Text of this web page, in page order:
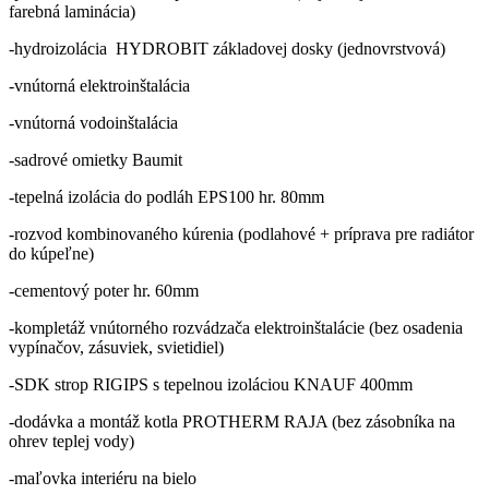
farebná laminácia)
-hydroizolácia HYDROBIT základovej dosky (jednovrstvová)
-vnútorná elektroinštalácia
-vnútorná vodoinštalácia
-sadrové omietky Baumit
-tepelná izolácia do podláh EPS100 hr. 80mm
-rozvod kombinovaného kúrenia (podlahové + príprava pre radiátor
do kúpeľne)
-cementový poter hr. 60mm
-kompletáž vnútorného rozvádzača elektroinštalácie (bez osadenia
vypínačov, zásuviek, svietidiel)
-SDK strop RIGIPS s tepelnou izoláciou KNAUF 400mm
-dodávka a montáž kotla PROTHERM RAJA (bez zásobníka na
ohrev teplej vody)
-maľovka interiéru na bielo